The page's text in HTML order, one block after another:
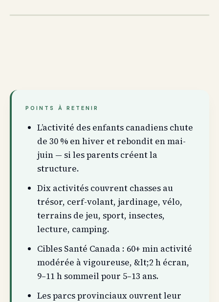
POINTS À RETENIR
L’activité des enfants canadiens chute
de 30 % en hiver et rebondit en mai-
juin — si les parents créent la
structure.
Dix activités couvrent chasses au
trésor, cerf-volant, jardinage, vélo,
terrains de jeu, sport, insectes,
lecture, camping.
Cibles Santé Canada : 60+ min activité
modérée à vigoureuse, &lt;2 h écran,
9–11 h sommeil pour 5–13 ans.
Les parcs provinciaux ouvrent leur